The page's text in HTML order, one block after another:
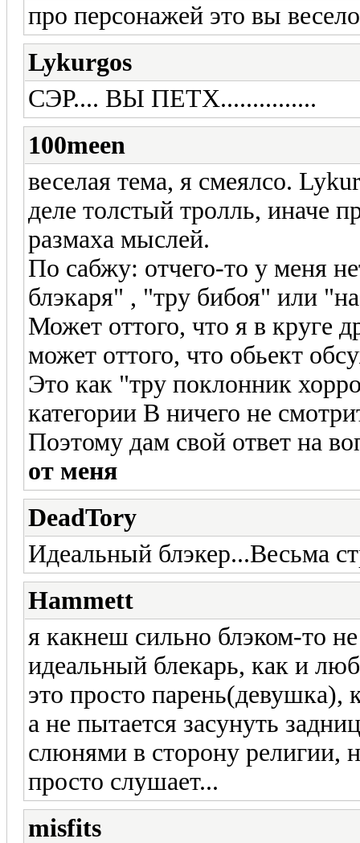
про персонажей это вы
Lykurgos
СЭР.... ВЫ ПЕТХ...............
100meen
веселая тема, я смеялсо.
деле толстый тролль, иначе
размаха мыслей.
По сабжу: отчего-то у меня
блэкаря" , "тру бибоя" или
Может оттого, что я в круге
может оттого, что обьект
Это как "тру поклонник
категории В ничего не
Поэтому дам свой ответ на
от меня
DeadTory
Идеальный блэкер...Весьма
Hammett
я какнеш сильно блэком-то
идеальный блекарь, как и
это просто парень(девушка),
а не пытается засунуть
слюнями в сторону религии,
просто слушает...
misfits